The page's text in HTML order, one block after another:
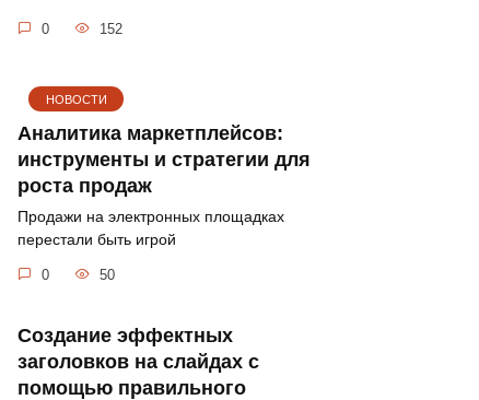
0 152
НОВОСТИ
Аналитика маркетплейсов:
инструменты и стратегии для
роста продаж
Продажи на электронных площадках
перестали быть игрой
0 50
Создание эффектных
заголовков на слайдах с
помощью правильного